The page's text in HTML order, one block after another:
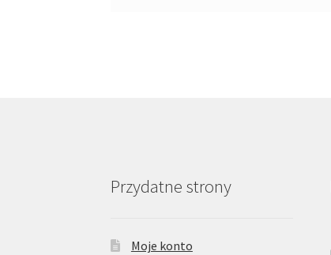
Przydatne strony
Moje konto